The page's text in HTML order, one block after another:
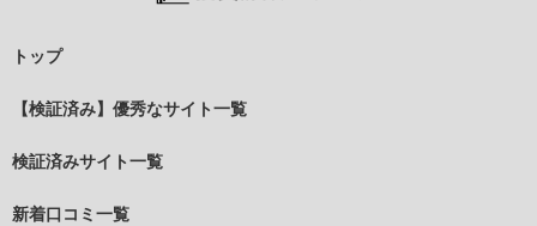
トップ
【検証済み】優秀なサイト一覧
検証済みサイト一覧
新着口コミ一覧